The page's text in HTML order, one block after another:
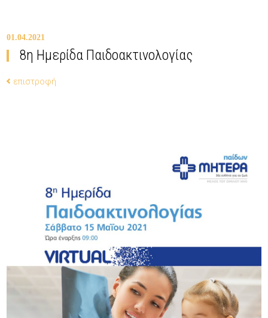
01.04.2021
8η Ημερίδα Παιδοακτινολογίας
επιστροφή